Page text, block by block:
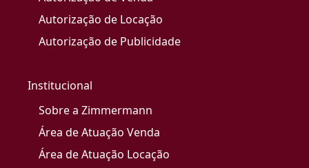
Autorização de Locação
Autorização de Publicidade
Institucional
Sobre a Zimmermann
Área de Atuação Venda
Área de Atuação Locação